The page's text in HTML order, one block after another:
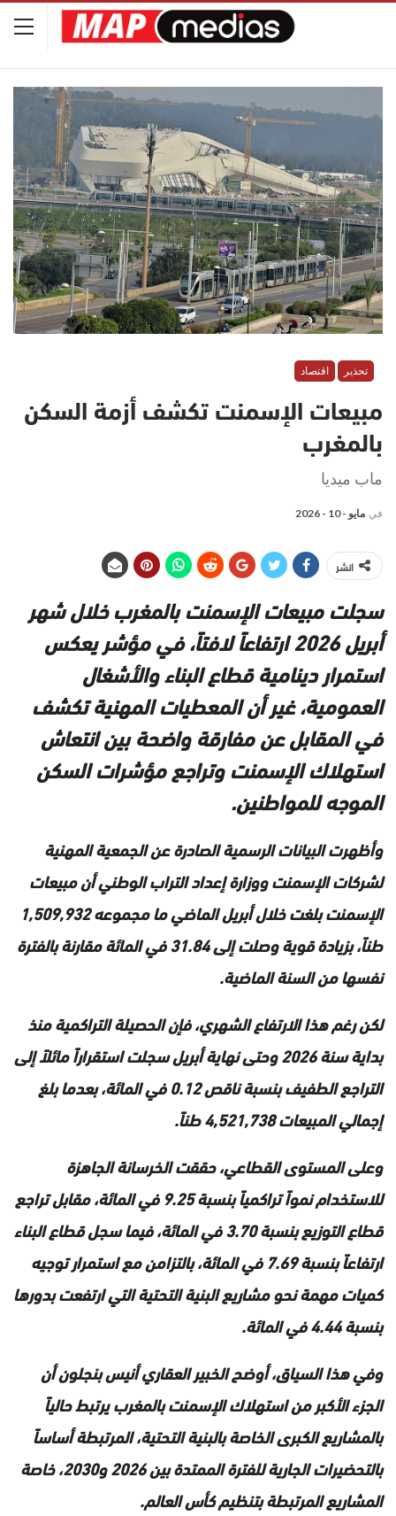
تحذير اقتصاد
مبيعات الإسمنت تكشف أزمة السكن
بالمغرب
ماب ميديا
في مايو - 10 - 2026
انشر
سجلت مبيعات الإسمنت بالمغرب خلال شهر
أبريل 2026 ارتفاعاً لافتاً، في مؤشر يعكس
استمرار دينامية قطاع البناء والأشغال
العمومية، غير أن المعطيات المهنية تكشف
في المقابل عن مفارقة واضحة بين انتعاش
استهلاك الإسمنت وتراجع مؤشرات السكن
الموجه للمواطنين.
وأظهرت البيانات الرسمية الصادرة عن الجمعية المهنية
لشركات الإسمنت ووزارة إعداد التراب الوطني أن مبيعات
الإسمنت بلغت خلال أبريل الماضي ما مجموعه 1,509,932
طناً، بزيادة قوية وصلت إلى 31.84 في المائة مقارنة بالفترة
نفسها من السنة الماضية.
لكن رغم هذا الارتفاع الشهري، فإن الحصيلة التراكمية منذ
بداية سنة 2026 وحتى نهاية أبريل سجلت استقراراً مائلاً إلى
التراجع الطفيف بنسبة ناقص 0.12 في المائة، بعدما بلغ
إجمالي المبيعات 4,521,738 طناً.
وعلى المستوى القطاعي، حققت الخرسانة الجاهزة
للاستخدام نمواً تراكمياً بنسبة 9.25 في المائة، مقابل تراجع
قطاع التوزيع بنسبة 3.70 في المائة، فيما سجل قطاع البناء
ارتفاعاً بنسبة 7.69 في المائة، بالتزامن مع استمرار توجيه
كميات مهمة نحو مشاريع البنية التحتية التي ارتفعت بدورها
بنسبة 4.44 في المائة.
وفي هذا السياق، أوضح الخبير العقاري أنيس بنجلون أن
الجزء الأكبر من استهلاك الإسمنت بالمغرب يرتبط حالياً
بالمشاريع الكبرى الخاصة بالبنية التحتية، المرتبطة أساساً
بالتحضيرات الجارية للفترة الممتدة بين 2026 و2030، خاصة
المشاريع المرتبطة بتنظيم كأس العالم.